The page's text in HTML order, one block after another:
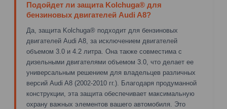
Подойдет ли защита Kolchuga® для
бензиновых двигателей Audi A8?
Да, защита Kolchuga® подходит для бензиновых
двигателей Audi A8, за исключением двигателей
объемом 3.0 и 4.2 литра. Она также совместима с
дизельными двигателями объемом 3.0, что делает ее
универсальным решением для владельцев различных
версий Audi A8 (2002-2010 гг.). Благодаря продуманной
конструкции, эта защита обеспечивает максимальную
охрану важных элементов вашего автомобиля. Это